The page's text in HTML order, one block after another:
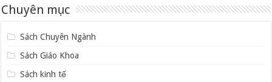
Chuyên mục
Sách Chuyên Ngành
Sách Giáo Khoa
Sách kinh tế